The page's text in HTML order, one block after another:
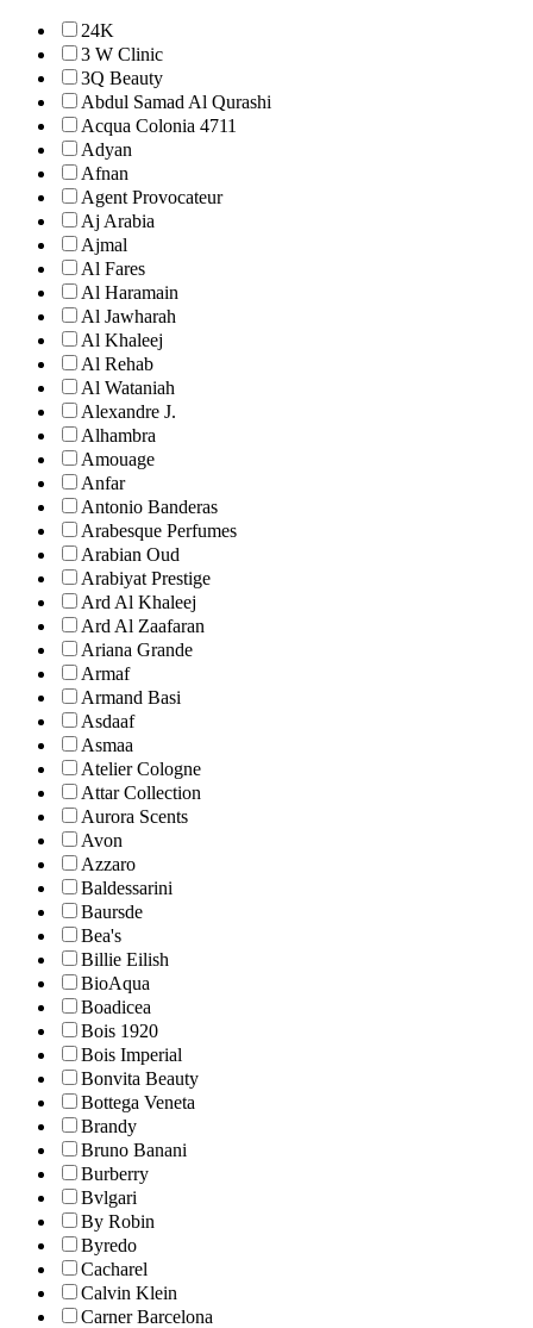
24K
3 W Clinic
3Q Beauty
Abdul Samad Al Qurashi
Acqua Colonia 4711
Adyan
Afnan
Agent Provocateur
Aj Arabia
Ajmal
Al Fares
Al Haramain
Al Jawharah
Al Khaleej
Al Rehab
Al Wataniah
Alexandre J.
Alhambra
Amouage
Anfar
Antonio Banderas
Arabesque Perfumes
Arabian Oud
Arabiyat Prestige
Ard Al Khaleej
Ard Al Zaafaran
Ariana Grande
Armaf
Armand Basi
Asdaaf
Asmaa
Atelier Cologne
Attar Collection
Aurora Scents
Avon
Azzaro
Baldessarini
Baursde
Bea's
Billie Eilish
BioAqua
Boadicea
Bois 1920
Bois Imperial
Bonvita Beauty
Bottega Veneta
Brandy
Bruno Banani
Burberry
Bvlgari
By Robin
Byredo
Cacharel
Calvin Klein
Carner Barcelona